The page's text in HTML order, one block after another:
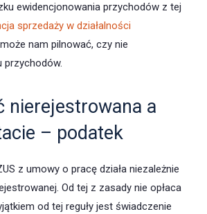
ewidencjonowania przychodów z tej
sprzedaży w działalności
nam pilnować, czy nie
przychodów.
nierejestrowana a
– podatek
z umowy o pracę działa niezależnie
Od tej z zasady nie opłaca
od tej reguły jest świadczenie